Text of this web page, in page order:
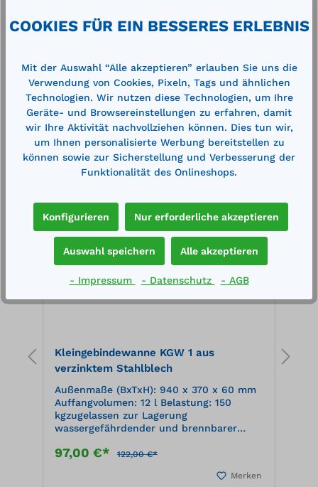
Technische Daten
Produktgalerie überspringen
Cross-Selling
%
Kleingebindewanne KGW 1 aus
verzinktem Stahlblech
Außenmaße (BxTxH): 940 x 370 x 60 mm
Auffangvolumen: 12 l Belastung: 150
kgzugelassen zur Lagerung
wassergefährdender und brennbarer
gemäß DIN 6601 Wannenwerkstoff: Stahl,
97,00 €* 122,00 €*
Merken
COOKIES FÜR EIN BESSERES ERLEBNIS
Mit der Auswahl “Alle akzeptieren” erlauben Sie uns die
Verwendung von Cookies, Pixeln, Tags und ähnlichen
Technologien. Wir nutzen diese Technologien, um Ihre
Geräte- und Browsereinstellungen zu erfahren, damit
wir Ihre Aktivität nachvollziehen können. Dies tun wir,
um Ihnen personalisierte Werbung bereitstellen zu
können sowie zur Sicherstellung und Verbesserung der
Funktionalität des Onlineshops.
Konfigurieren Nur erforderliche akzeptieren
Auswahl speichern Alle akzeptieren
- Impressum - Datenschutz - AGB